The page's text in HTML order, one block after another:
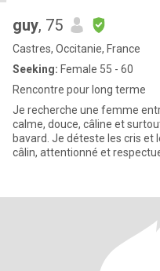
guy, 75
Castres, Occitanie, France
Seeking: Female 55 - 60
Rencontre pour long terme
Je recherche une femme
calme, douce, câline et
bavard. Je déteste les cris et
câlin, attentionné et